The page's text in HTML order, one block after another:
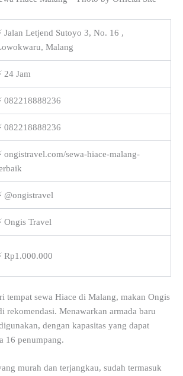
Jalan Letjend Sutoyo 3, No. 16 ,
Malang
24 Jam
082218888236
082218888236
ongistravel.com/sewa-hiace-malang-
@ongistravel
Ongis Travel
Rp1.000.000
tempat sewa Hiace di Malang, makan Ongis
rekomendasi. Menawarkan armada baru
dengan kapasitas yang dapat
16 penumpang.
murah dan terjangkau, sudah termasuk